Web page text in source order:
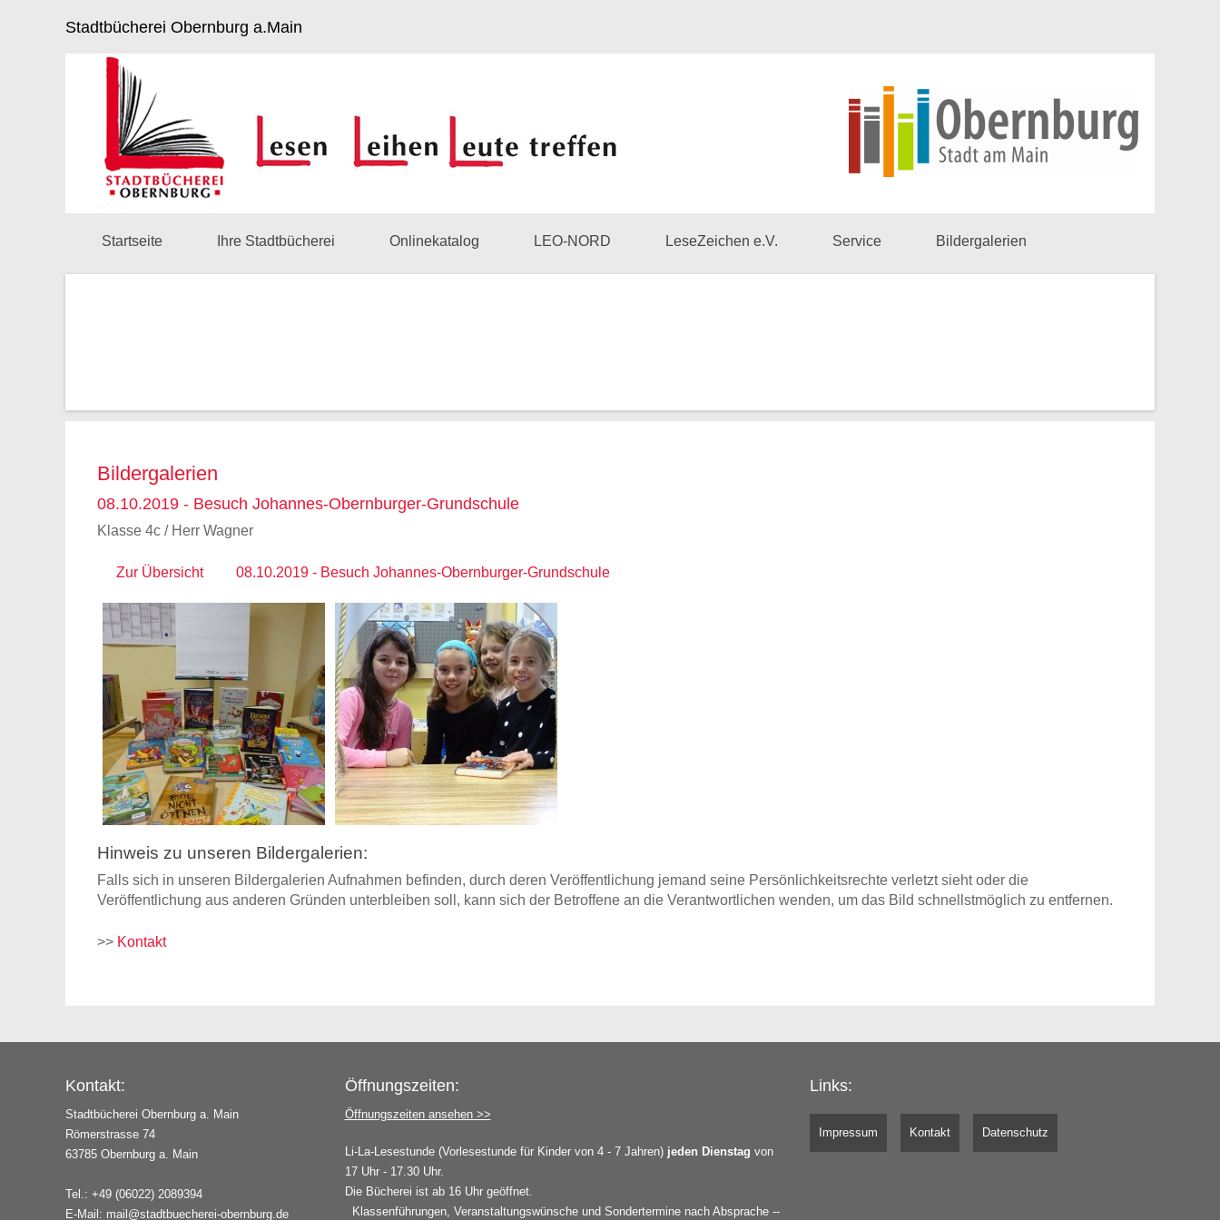
Stadtbücherei Obernburg a.Main
Startseite Ihre Stadtbücherei Onlinekatalog LEO-NORD LeseZeichen e.V. Service Bildergalerien
Bildergalerien
08.10.2019 - Besuch Johannes-Obernburger-Grundschule
Klasse 4c / Herr Wagner
Zur Übersicht 08.10.2019 - Besuch Johannes-Obernburger-Grundschule
Hinweis zu unseren Bildergalerien:
Falls sich in unseren Bildergalerien Aufnahmen befinden, durch deren Veröffentlichung jemand seine Persönlichkeitsrechte verletzt sieht oder die
Veröffentlichung aus anderen Gründen unterbleiben soll, kann sich der Betroffene an die Verantwortlichen wenden, um das Bild schnellstmöglich zu entfernen.
>> Kontakt
Kontakt:
Stadtbücherei Obernburg a. Main
Römerstrasse 74
63785 Obernburg a. Main
Tel.: +49 (06022) 2089394
E-Mail: mail@stadtbuecherei-obernburg.de
Öffnungszeiten:
Öffnungszeiten ansehen >>
Li-La-Lesestunde (Vorlesestunde für Kinder von 4 - 7 Jahren) jeden Dienstag von
17 Uhr - 17.30 Uhr.
Die Bücherei ist ab 16 Uhr geöffnet.
Klassenführungen, Veranstaltungswünsche und Sondertermine nach Absprache --
Links:
Impressum Kontakt Datenschutz